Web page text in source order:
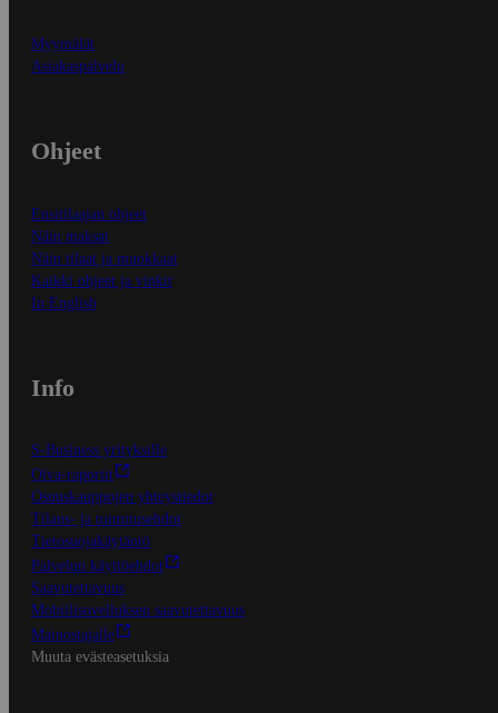
Myymälät
Asiakaspalvelu
Ohjeet
Ensitilaajan ohjeet
Näin maksat
Näin tilaat ja muokkaat
Kaikki ohjeet ja vinkit
In English
Info
S-Business yrityksille
Oiva-raportit
Osuuskauppojen yhteystiedot
Tilaus- ja toimitusehdot
Tietosuojakäytäntö
Palvelun käyttöehdot
Saavutettavuus
Mobiilisovelluksen saavutettavuus
Mainostajalle
Muuta evästeasetuksia